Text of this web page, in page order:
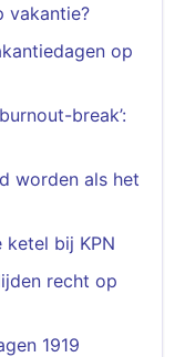
vakantie?
op
break’:
worden als het
bij KPN
recht op
1919